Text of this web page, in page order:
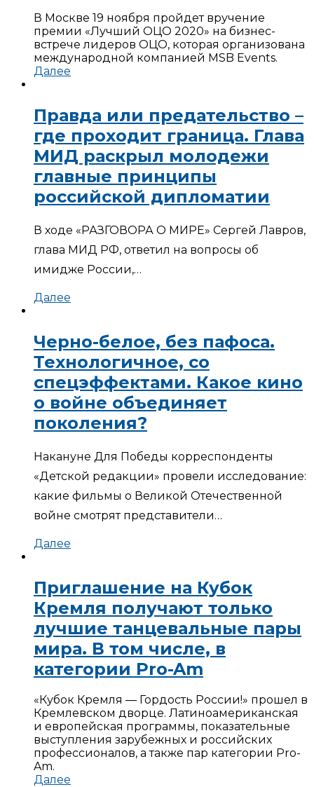
В Москве 19 ноября пройдет вручение
премии «Лучший ОЦО 2020» на бизнес-
встрече лидеров ОЦО, которая организована
международной компанией MSB Events.
Далее
Правда или предательство –
где проходит граница. Глава
МИД раскрыл молодежи
главные принципы
российской дипломатии
В ходе «РАЗГОВОРА О МИРЕ» Сергей Лавров,
глава МИД РФ, ответил на вопросы об
имидже России,…
Далее
Черно-белое, без пафоса.
Технологичное, со
спецэффектами. Какое кино
о войне объединяет
поколения?
Накануне Для Победы корреспонденты
«Детской редакции» провели исследование:
какие фильмы о Великой Отечественной
войне смотрят представители…
Далее
Приглашение на Кубок
Кремля получают только
лучшие танцевальные пары
мира. В том числе, в
категории Pro-Am
«Кубок Кремля — Гордость России!» прошел в
Кремлевском дворце. Латиноамериканская
и европейская программы, показательные
выступления зарубежных и российских
профессионалов, а также пар категории Pro-
Am.
Далее